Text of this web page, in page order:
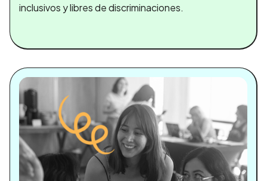
inclusivos y libres de discriminaciones.